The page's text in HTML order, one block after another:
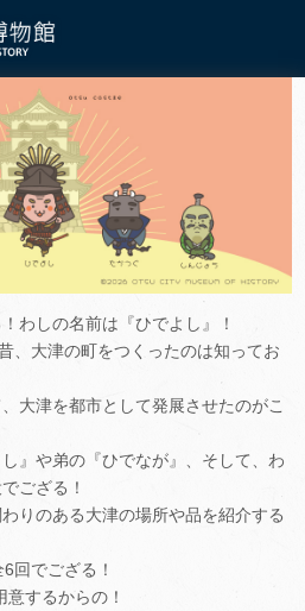
わしの名前は『ひでよし』！
、大津の町をつくったのは知ってお
大津を都市として発展させたのがこ
』や弟の『ひでなが』、そして、わ
ござる！
りのある大津の場所や品を紹介する
回でござる！
するからの！